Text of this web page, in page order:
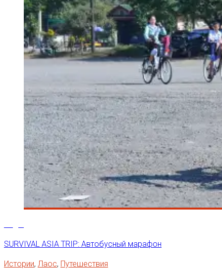
SURVIVAL ASIA TRIP: Автобусный марафон
Истории, Лаос, Путешествия